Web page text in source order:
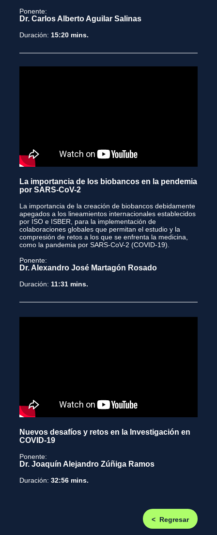
Ponente:
Dr. Carlos Alberto Aguilar Salinas
Duración: 15:20 mins.
La importancia de los biobancos en la pendemia
por SARS-CoV-2
La importancia de la creación de biobancos debidamente
apegados a los lineamientos internacionales establecidos
por ISO e ISBER, para la implementación de
colaboraciones globales que permitan el estudio y la
compresión de retos a los que se enfrenta la medicina,
como la pandemia por SARS-CoV-2 (COVID-19).
Ponente:
Dr. Alexandro José Martagón Rosado
Duración: 11:31 mins.
Nuevos desafíos y retos en la Investigación en
COVID-19
Ponente:
Dr. Joaquín Alejandro Zúñiga Ramos
Duración: 32:56 mins.
< Regresar